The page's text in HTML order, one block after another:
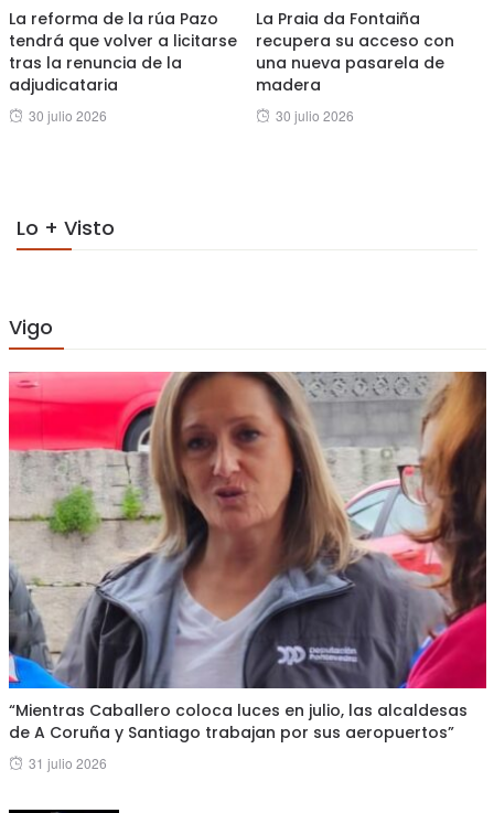
La reforma de la rúa Pazo
tendrá que volver a licitarse
tras la renuncia de la
adjudicataria
Posted
30 julio 2026
La Praia da Fontaiña
recupera su acceso con
una nueva pasarela de
madera
Posted
30 julio 2026
Lo + Visto
Vigo
“Mientras Caballero coloca luces en julio, las alcaldesas
de A Coruña y Santiago trabajan por sus aeropuertos”
Posted
31 julio 2026